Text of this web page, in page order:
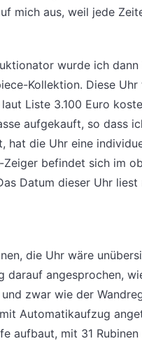
mich aus, weil jede
wurde ich
Kollektion. Diese
Liste 3.100 Euro
aufgekauft, so dass
hat die Uhr eine
befindet sich im
Datum dieser Uhr
die Uhr wäre
darauf angesprochen,
zwar wie der
Automatikaufzug
aufbaut, mit 31